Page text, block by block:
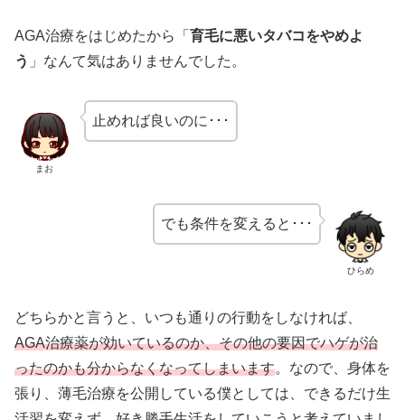
AGA治療をはじめたから「 育毛に悪いタバコをやめよ
う 」なんて気はありませんでした。
まお
止めれば良いのに･･･
ひらめ
でも条件を変えると･･･
どちらかと言うと、いつも通りの行動をしなければ、
AGA治療薬が効いているのか、その他の要因でハゲが治
ったのかも分からなくなってしまいます。なので、身体を
張り、薄毛治療を公開している僕としては、できるだけ生